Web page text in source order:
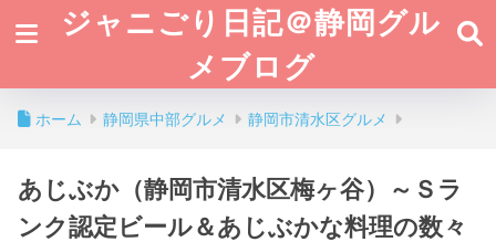
ジャニごり日記＠静岡グル
メブログ
ホーム 静岡県中部グルメ 静岡市清水区グルメ
あじぶか（静岡市清水区梅ヶ谷）～Ｓラ
ンク認定ビール＆あじぶかな料理の数々